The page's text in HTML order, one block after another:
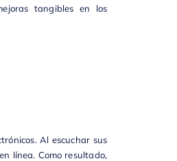
tangibles en los
Al escuchar sus
línea. Como resultado,